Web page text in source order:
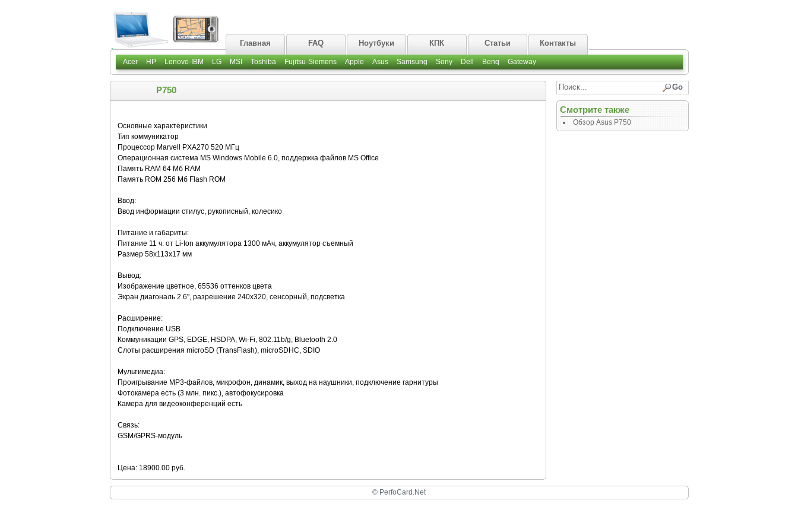
Главная FAQ Ноутбуки КПК Статьи Контакты
Acer HP Lenovo-IBM LG MSI Toshiba Fujitsu-Siemens Apple Asus Samsung Sony Dell Benq Gateway
P750
Основные характеристики
Тип коммуникатор
Процессор Marvell PXA270 520 МГц
Операционная система MS Windows Mobile 6.0, поддержка файлов MS Office
Память RAM 64 Мб RAM
Память ROM 256 Мб Flash ROM
Ввод:
Ввод информации стилус, рукописный, колесико
Питание и габариты:
Питание 11 ч. от Li-Ion аккумулятора 1300 мАч, аккумулятор съемный
Размер 58x113x17 мм
Вывод:
Изображение цветное, 65536 оттенков цвета
Экран диагональ 2.6", разрешение 240x320, сенсорный, подсветка
Расширение:
Подключение USB
Коммуникации GPS, EDGE, HSDPA, Wi-Fi, 802.11b/g, Bluetooth 2.0
Слоты расширения microSD (TransFlash), microSDHC, SDIO
Мультимедиа:
Проигрывание MP3-файлов, микрофон, динамик, выход на наушники, подключение гарнитуры
Фотокамера есть (3 млн. пикс.), автофокусировка
Камера для видеоконференций есть
Связь:
GSM/GPRS-модуль
Цена: 18900.00 руб.
Смотрите также
Обзор Asus P750
© PerfoCard.Net